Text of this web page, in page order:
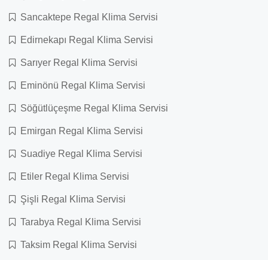
Sancaktepe Regal Klima Servisi
Edirnekapı Regal Klima Servisi
Sarıyer Regal Klima Servisi
Eminönü Regal Klima Servisi
Söğütlüçeşme Regal Klima Servisi
Emirgan Regal Klima Servisi
Suadiye Regal Klima Servisi
Etiler Regal Klima Servisi
Şişli Regal Klima Servisi
Tarabya Regal Klima Servisi
Taksim Regal Klima Servisi